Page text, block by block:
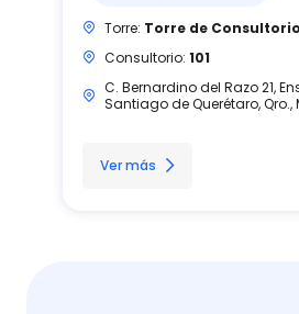
Torre: Torre de
Consultorio: 101
C. Bernardino del Razo 21,
Santiago de Querétaro, Qro.,
Ver más